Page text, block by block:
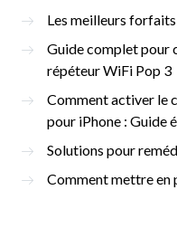
Les meilleurs
Guide complet pour
répéteur WiFi Pop 3
Comment activer le
pour iPhone : Guide
Solutions pour
Comment mettre